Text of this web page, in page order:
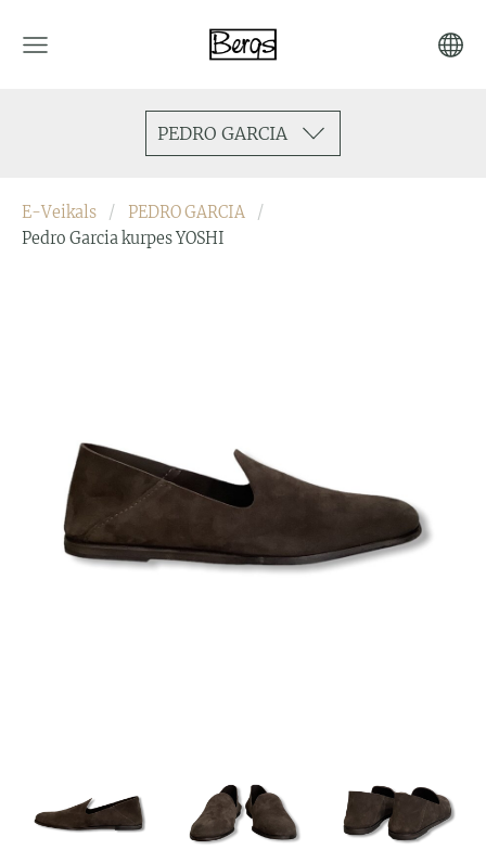
PEDRO GARCIA
E-Veikals
PEDRO GARCIA
Pedro Garcia kurpes YOSHI